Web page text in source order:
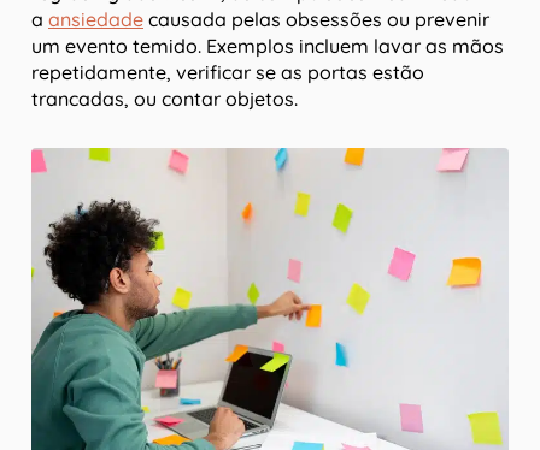
a ansiedade causada pelas obsessões ou prevenir
um evento temido. Exemplos incluem lavar as mãos
repetidamente, verificar se as portas estão
trancadas, ou contar objetos.